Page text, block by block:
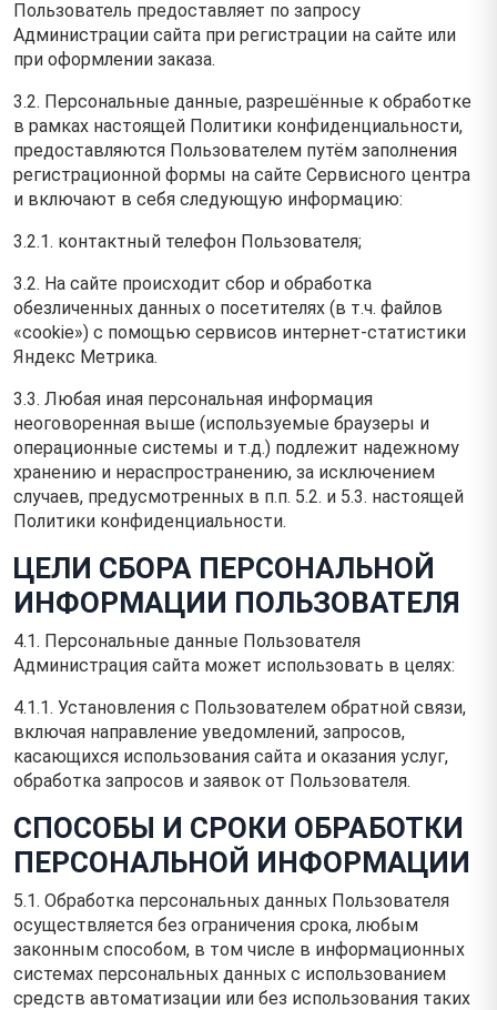
Пользователь предоставляет по запросу
Администрации сайта при регистрации на сайте или
при оформлении заказа.
3.2. Персональные данные, разрешённые к обработке
в рамках настоящей Политики конфиденциальности,
предоставляются Пользователем путём заполнения
регистрационной формы на cайте Сервисного центра
и включают в себя следующую информацию:
3.2.1. контактный телефон Пользователя;
3.2. На сайте происходит сбор и обработка
обезличенных данных о посетителях (в т.ч. файлов
«cookie») с помощью сервисов интернет-статистики
Яндекс Метрика.
3.3. Любая иная персональная информация
неоговоренная выше (используемые браузеры и
операционные системы и т.д.) подлежит надежному
хранению и нераспространению, за исключением
случаев, предусмотренных в п.п. 5.2. и 5.3. настоящей
Политики конфиденциальности.
ЦЕЛИ СБОРА ПЕРСОНАЛЬНОЙ
ИНФОРМАЦИИ ПОЛЬЗОВАТЕЛЯ
4.1. Персональные данные Пользователя
Администрация сайта может использовать в целях:
4.1.1. Установления с Пользователем обратной связи,
включая направление уведомлений, запросов,
касающихся использования сайта и оказания услуг,
обработка запросов и заявок от Пользователя.
СПОСОБЫ И СРОКИ ОБРАБОТКИ
ПЕРСОНАЛЬНОЙ ИНФОРМАЦИИ
5.1. Обработка персональных данных Пользователя
осуществляется без ограничения срока, любым
законным способом, в том числе в информационных
системах персональных данных с использованием
средств автоматизации или без использования таких